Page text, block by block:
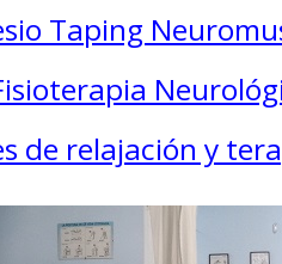
Taping
de relajación y